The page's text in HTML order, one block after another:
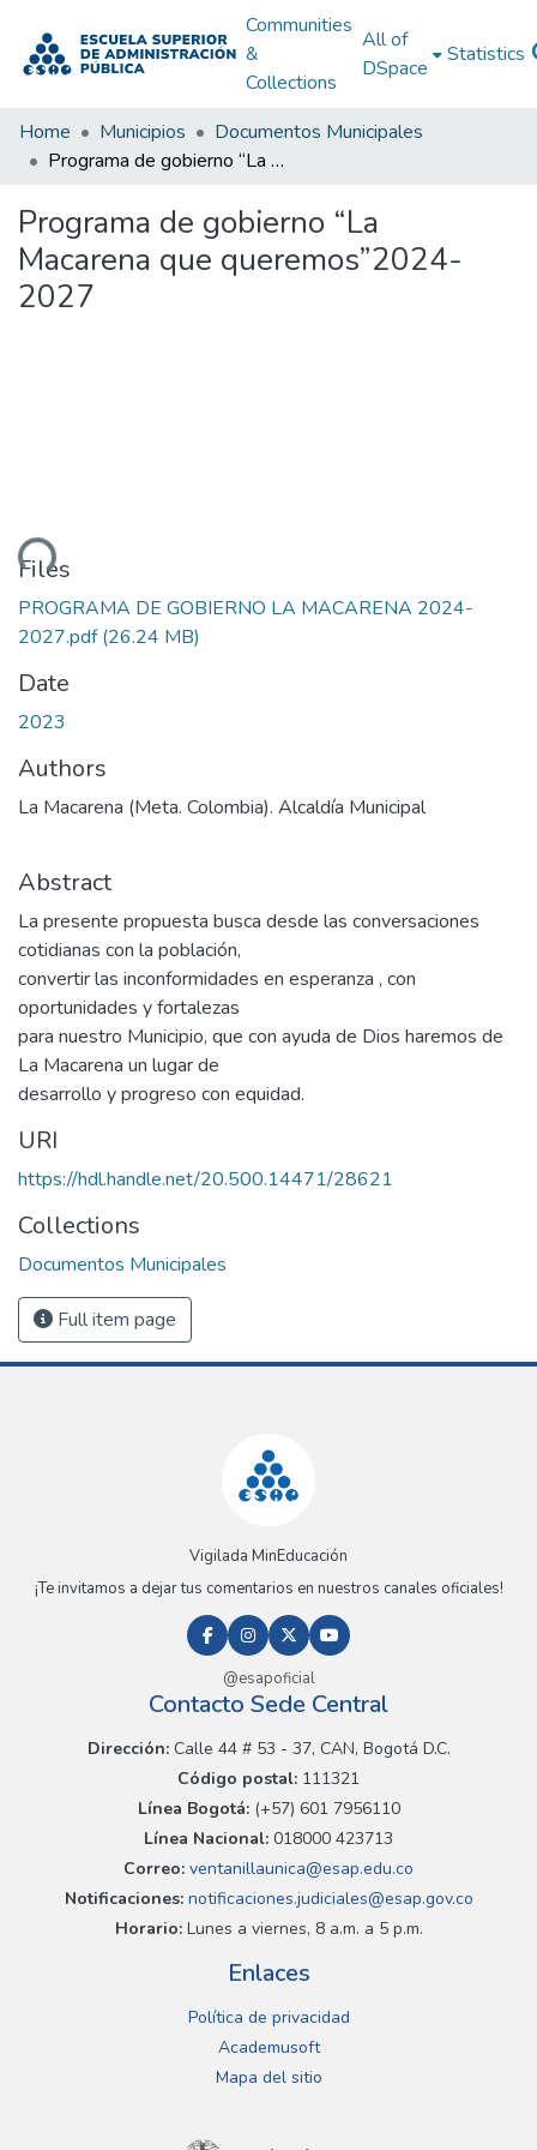
Communities
&
Collections
All of
DSpace
Statistics
Home Municipios
Documentos Municipales
Programa de gobierno “La Macarena que queremos”2024-2027
Programa de gobierno “La
Macarena que queremos”2024-
2027
Files
PROGRAMA DE GOBIERNO LA MACARENA 2024-
2027.pdf(26.24 MB)
Date
2023
Authors
La Macarena (Meta. Colombia). Alcaldía Municipal
Abstract
La presente propuesta busca desde las conversaciones
cotidianas con la población,
convertir las inconformidades en esperanza , con
oportunidades y fortalezas
para nuestro Municipio, que con ayuda de Dios haremos de
La Macarena un lugar de
desarrollo y progreso con equidad.
URI
https://hdl.handle.net/20.500.14471/28621
Collections
Documentos Municipales
Full item page
Vigilada MinEducación
¡Te invitamos a dejar tus comentarios en nuestros canales oficiales!
@esapoficial
Contacto Sede Central
Dirección:Calle 44 # 53 - 37, CAN, Bogotá D.C.
Código postal: 111321
Línea Bogotá:(+57) 601 7956110
Línea Nacional: 018000 423713
Correo: ventanillaunica@esap.edu.co
Notificaciones:notificaciones.judiciales@esap.gov.co
Horario:Lunes a viernes, 8 a.m. a 5 p.m.
Enlaces
Política de privacidad
Academusoft
Mapa del sitio